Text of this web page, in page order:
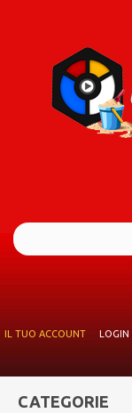
IL TUO ACCOUNT
LOGIN
CATEGORIE